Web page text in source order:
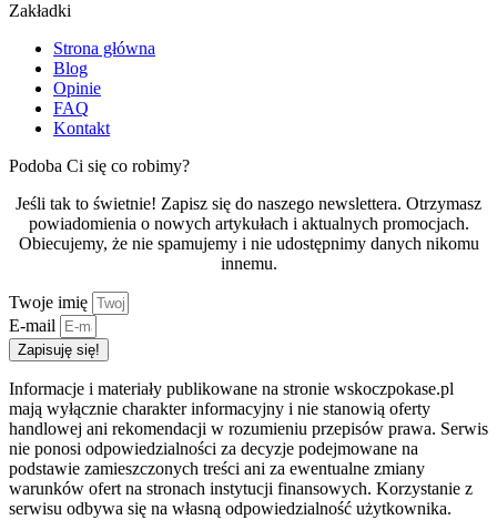
Zakładki
Strona główna
Blog
Opinie
FAQ
Kontakt
Podoba Ci się co robimy?
Jeśli tak to świetnie! Zapisz się do naszego newslettera. Otrzymasz
powiadomienia o nowych artykułach i aktualnych promocjach.
Obiecujemy, że nie spamujemy i nie udostępnimy danych nikomu
innemu.
Twoje imię
E-mail
Zapisuję się!
Informacje i materiały publikowane na stronie wskoczpokase.pl
mają wyłącznie charakter informacyjny i nie stanowią oferty
handlowej ani rekomendacji w rozumieniu przepisów prawa. Serwis
nie ponosi odpowiedzialności za decyzje podejmowane na
podstawie zamieszczonych treści ani za ewentualne zmiany
warunków ofert na stronach instytucji finansowych. Korzystanie z
serwisu odbywa się na własną odpowiedzialność użytkownika.